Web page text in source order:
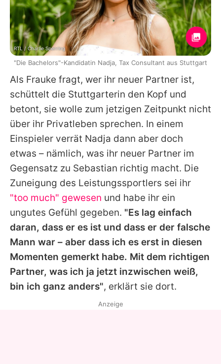
Als Frauke fragt, wer ihr neuer Partner ist,
schüttelt die Stuttgarterin den Kopf und
betont, sie wolle zum jetzigen Zeitpunkt nicht
über ihr Privatleben sprechen. In einem
Einspieler verrät Nadja dann aber doch
etwas – nämlich, was ihr neuer Partner im
Gegensatz zu Sebastian richtig macht. Die
Zuneigung des Leistungssportlers sei ihr
"too much" gewesen und habe ihr ein
ungutes Gefühl gegeben. "Es lag einfach
daran, dass er es ist und dass er der falsche
Mann war – aber dass ich es erst in diesen
Momenten gemerkt habe. Mit dem richtigen
Partner, was ich ja jetzt inzwischen weiß,
bin ich ganz anders", erklärt sie dort.
RTL / Charlie Sperring
"Die Bachelors"-Kandidatin Nadja, Tax Consultant aus Stuttgart
Anzeige